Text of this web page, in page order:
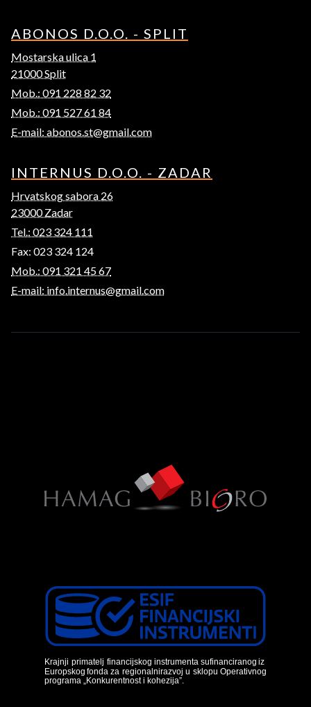
ABONOS D.O.O. - SPLIT
Mostarska ulica 1
21000 Split
Mob.: 091 228 82 32
Mob.: 091 527 61 84
E-mail: abonos.st@gmail.com
INTERNUS D.O.O. - ZADAR
Hrvatskog sabora 26
23000 Zadar
Tel.: 023 324 111
Fax: 023 324 124
Mob.: 091 321 45 67
E-mail: info.internus@gmail.com